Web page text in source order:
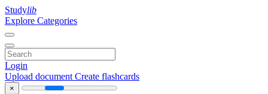
Studylib
Explore Categories
Login
Upload document Create flashcards
×